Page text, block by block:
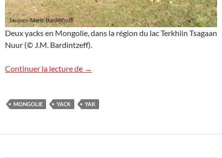
Deux yacks en Mongolie, dans la région du lac Terkhiin Tsagaan
Nuur (© J.M. Bardintzeff).
Continuer la lecture de Yacks en Mongolie
→
MONGOLIE YACK YAK